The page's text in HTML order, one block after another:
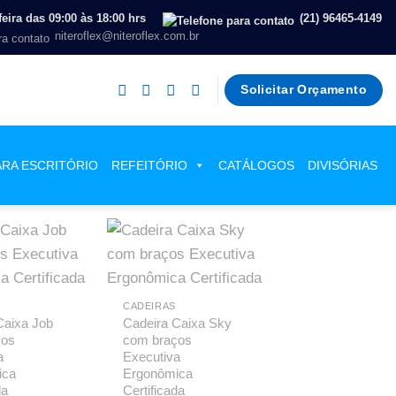
das 09:00 às 18:00 hrs
(21) 96465-4149
niteroflex@niteroflex.com.br
Solicitar Orçamento
ESCRITÓRIO REFEITÓRIO CATÁLOGOS DIVISÓRIAS
Job
CADEIRAS
Cadeira Caixa Sky
com braços
Executiva
Ergonômica
Certificada